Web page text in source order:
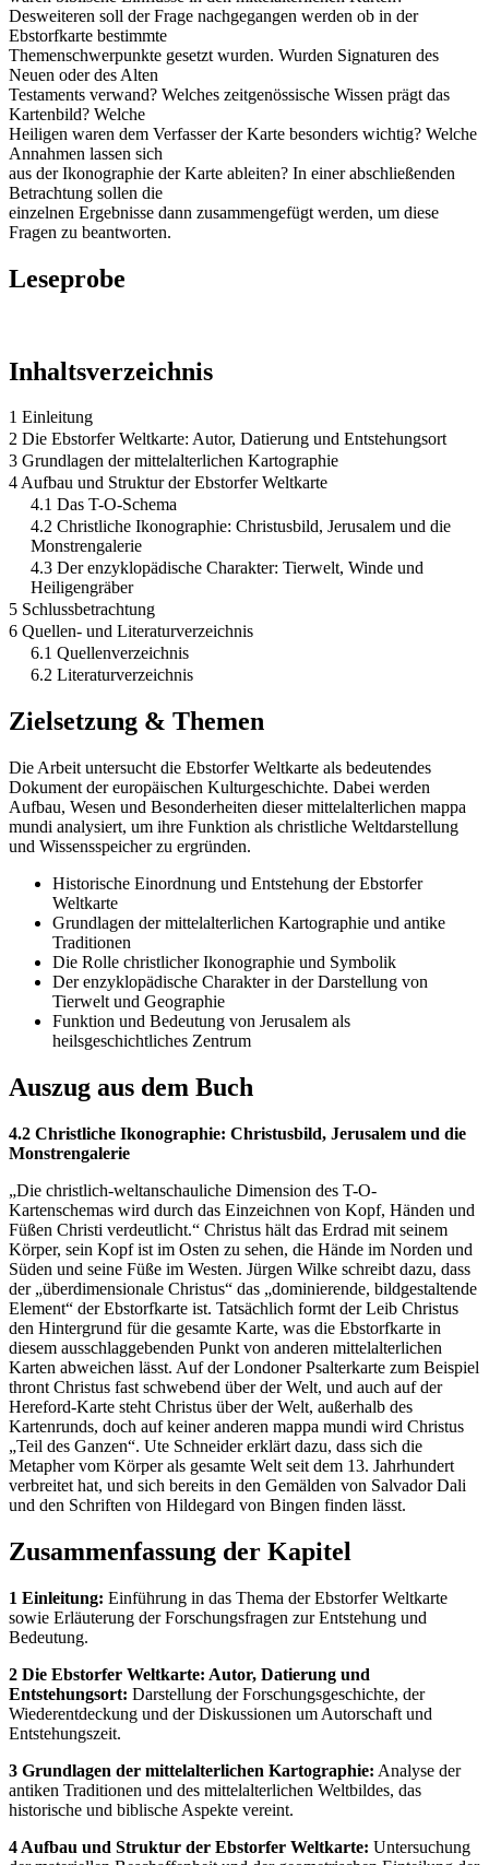
Desweiteren soll der Frage nachgegangen werden ob in der
Ebstorfkarte bestimmte
Themenschwerpunkte gesetzt wurden. Wurden Signaturen des
Neuen oder des Alten
Testaments verwand? Welches zeitgenössische Wissen prägt das
Kartenbild? Welche
Heiligen waren dem Verfasser der Karte besonders wichtig? Welche
Annahmen lassen sich
aus der Ikonographie der Karte ableiten? In einer abschließenden
Betrachtung sollen die
einzelnen Ergebnisse dann zusammengefügt werden, um diese
Fragen zu beantworten.
Leseprobe
Inhaltsverzeichnis
1 Einleitung
2 Die Ebstorfer Weltkarte: Autor, Datierung und Entstehungsort
3 Grundlagen der mittelalterlichen Kartographie
4 Aufbau und Struktur der Ebstorfer Weltkarte
4.1 Das T-O-Schema
4.2 Christliche Ikonographie: Christusbild, Jerusalem und die
Monstrengalerie
4.3 Der enzyklopädische Charakter: Tierwelt, Winde und
Heiligengräber
5 Schlussbetrachtung
6 Quellen- und Literaturverzeichnis
6.1 Quellenverzeichnis
6.2 Literaturverzeichnis
Zielsetzung & Themen
Die Arbeit untersucht die Ebstorfer Weltkarte als bedeutendes
Dokument der europäischen Kulturgeschichte. Dabei werden
Aufbau, Wesen und Besonderheiten dieser mittelalterlichen mappa
mundi analysiert, um ihre Funktion als christliche Weltdarstellung
und Wissensspeicher zu ergründen.
Historische Einordnung und Entstehung der Ebstorfer
Weltkarte
Grundlagen der mittelalterlichen Kartographie und antike
Traditionen
Die Rolle christlicher Ikonographie und Symbolik
Der enzyklopädische Charakter in der Darstellung von
Tierwelt und Geographie
Funktion und Bedeutung von Jerusalem als
heilsgeschichtliches Zentrum
Auszug aus dem Buch
4.2 Christliche Ikonographie: Christusbild, Jerusalem und die
Monstrengalerie
„Die christlich-weltanschauliche Dimension des T-O-
Kartenschemas wird durch das Einzeichnen von Kopf, Händen und
Füßen Christi verdeutlicht.“ Christus hält das Erdrad mit seinem
Körper, sein Kopf ist im Osten zu sehen, die Hände im Norden und
Süden und seine Füße im Westen. Jürgen Wilke schreibt dazu, dass
der „überdimensionale Christus“ das „dominierende, bildgestaltende
Element“ der Ebstorfkarte ist. Tatsächlich formt der Leib Christus
den Hintergrund für die gesamte Karte, was die Ebstorfkarte in
diesem ausschlaggebenden Punkt von anderen mittelalterlichen
Karten abweichen lässt. Auf der Londoner Psalterkarte zum Beispiel
thront Christus fast schwebend über der Welt, und auch auf der
Hereford-Karte steht Christus über der Welt, außerhalb des
Kartenrunds, doch auf keiner anderen mappa mundi wird Christus
„Teil des Ganzen“. Ute Schneider erklärt dazu, dass sich die
Metapher vom Körper als gesamte Welt seit dem 13. Jahrhundert
verbreitet hat, und sich bereits in den Gemälden von Salvador Dali
und den Schriften von Hildegard von Bingen finden lässt.
Zusammenfassung der Kapitel
1 Einleitung: Einführung in das Thema der Ebstorfer Weltkarte
sowie Erläuterung der Forschungsfragen zur Entstehung und
Bedeutung.
2 Die Ebstorfer Weltkarte: Autor, Datierung und
Entstehungsort: Darstellung der Forschungsgeschichte, der
Wiederentdeckung und der Diskussionen um Autorschaft und
Entstehungszeit.
3 Grundlagen der mittelalterlichen Kartographie: Analyse der
antiken Traditionen und des mittelalterlichen Weltbildes, das
historische und biblische Aspekte vereint.
4 Aufbau und Struktur der Ebstorfer Weltkarte: Untersuchung